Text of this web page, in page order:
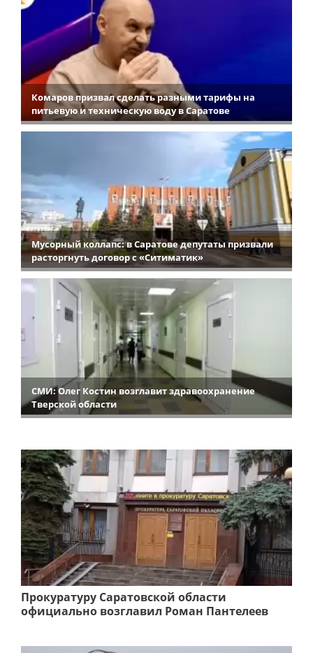
Комаров призвал сделать разными тарифы на
питьевую и техническую воду в Саратове
Мусорный коллапс: в Саратове депутаты призвали
расторгнуть договор с «Ситиматик»
СМИ: Олег Костин возглавит здравоохранение
Тверской области
Прокуратуру Саратовской области
официально возглавил Роман Пантелеев